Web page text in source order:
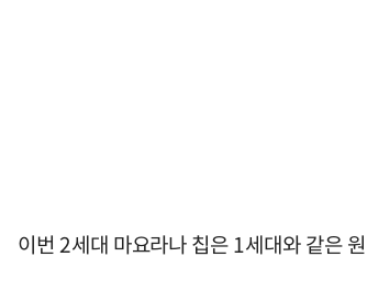
이번 2세대 마요라나 칩은 1세대와 같은